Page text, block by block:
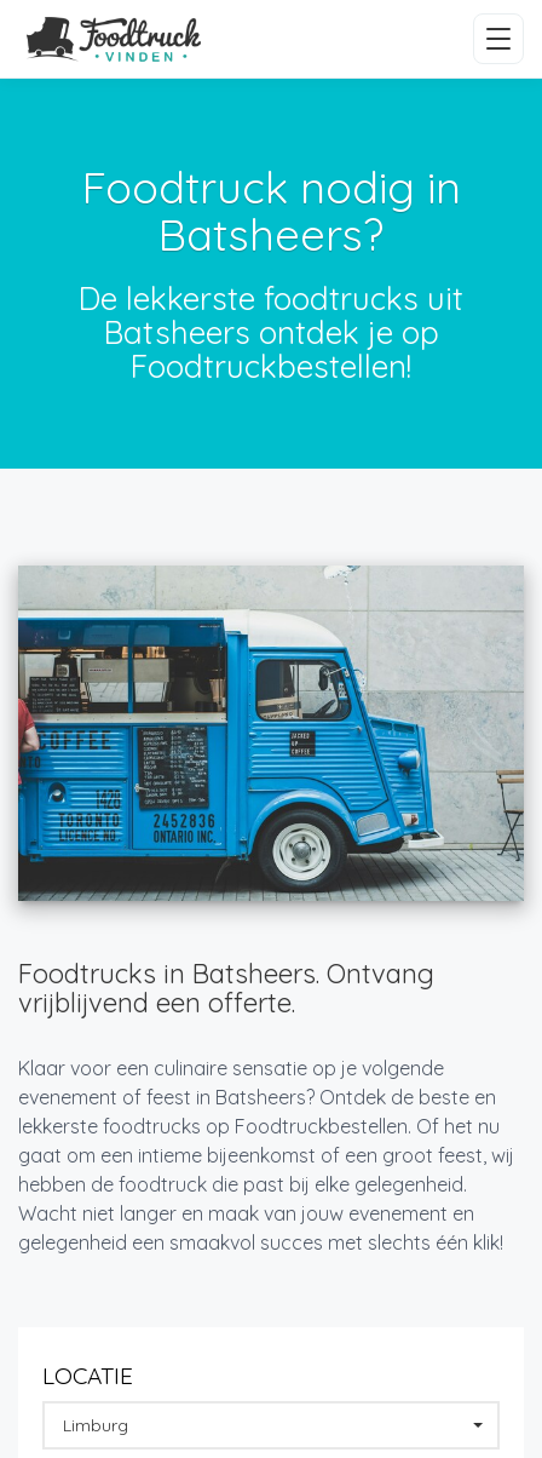
Foodtruck nodig in
Batsheers?
De lekkerste foodtrucks uit
Batsheers ontdek je op
Foodtruckbestellen!
Foodtrucks in Batsheers. Ontvang
vrijblijvend een offerte.
Klaar voor een culinaire sensatie op je volgende
evenement of feest in Batsheers? Ontdek de beste en
lekkerste foodtrucks op Foodtruckbestellen. Of het nu
gaat om een intieme bijeenkomst of een groot feest, wij
hebben de foodtruck die past bij elke gelegenheid.
Wacht niet langer en maak van jouw evenement en
gelegenheid een smaakvol succes met slechts één klik!
LOCATIE
Limburg